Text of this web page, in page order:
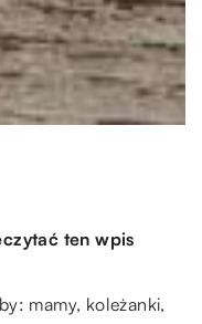
ten wpis
mamy, koleżanki,